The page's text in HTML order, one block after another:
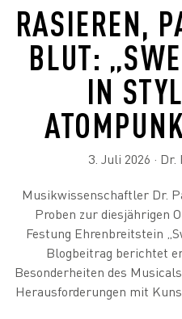
RASIEREN,
BLUT:
IN
3. Juli 2026 ·
Musikwissenschaftler Dr.
Proben zur diesjährigen
Festung Ehrenbreitstein
Blogbeitrag berichtet
Besonderheiten des
Herausforderungen mit